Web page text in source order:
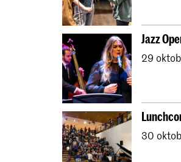
Jazz
29
30